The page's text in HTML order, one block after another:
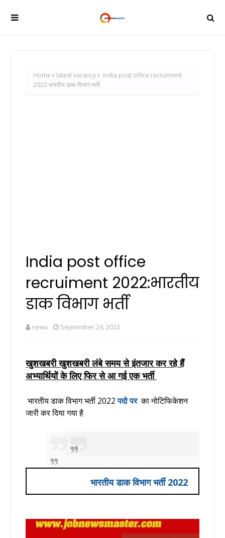
Home latest vacancy
India post office recruiment
2022:भारतीय डाक विभाग भर्ती
India post office
recruiment 2022:भारतीय
डाक विभाग भर्ती
news September 24, 2022
खुशखबरी खुशखबरी लंबे समय से इंतजार कर रहे हैं
अभ्यार्थियों के लिए फिर से आ गई एक भर्ती
भारतीय डाक विभाग भर्ती 2022पदो पर का नोटिफिकेशन
जारी कर दिया गया है
भारतीय डाक विभाग भर्ती 2022